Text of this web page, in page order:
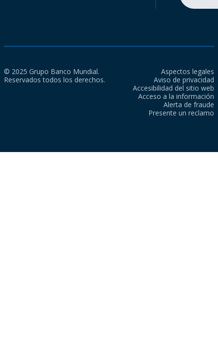
© 2025 Grupo Banco Mundial.
Reservados todos los derechos.
Aspectos legales
Aviso de privacidad
Accesibilidad del sitio web
Acceso a la información
Alerta de fraude
Presente un reclamo